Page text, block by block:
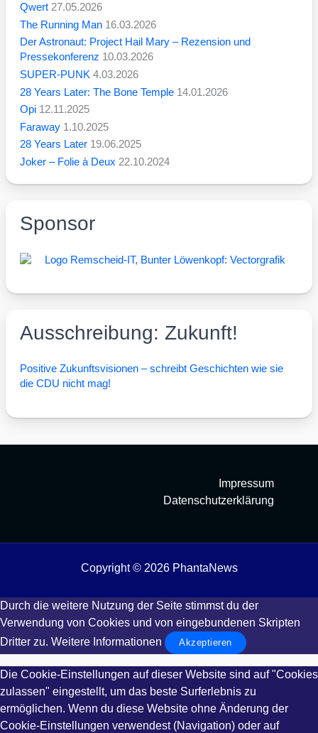
Qwert 27.05.2026
The Running Man 16.03.2026
Der Astronaut: Project Hail Mary – Rezension und
Pressekonferenz 10.03.2026
SUPER-PUNK 4.03.2026
28 Years Later: The Bone Temple 14.01.2026
Opi 12.11.2025
Faraway 1.10.2025
28 Years Later 19.06.2025
Joker – Folie à Deux 22.10.2024
Sponsor
Ausschreibung: Zukunft!
Posi­ti­ve Zukunfts­vi­sio­nen – schreibt Geschich­ten wie sie
die CDU nicht mag!
Impressum
Datenschutzerklärung
Copyright © 2026 PhantaNews
Durch die weitere Nutzung der Seite stimmst du der
Verwendung von Cookies und von eingebundenen Skripten
Dritter zu. Weitere Informationen Akzeptieren
Die Cookie-Einstellungen auf dieser Website sind auf "Cookies
zulassen" eingestellt, um das beste Surferlebnis zu
ermöglichen. Wenn du diese Website ohne Änderung der
Cookie-Einstellungen verwendest (Navigation) oder auf